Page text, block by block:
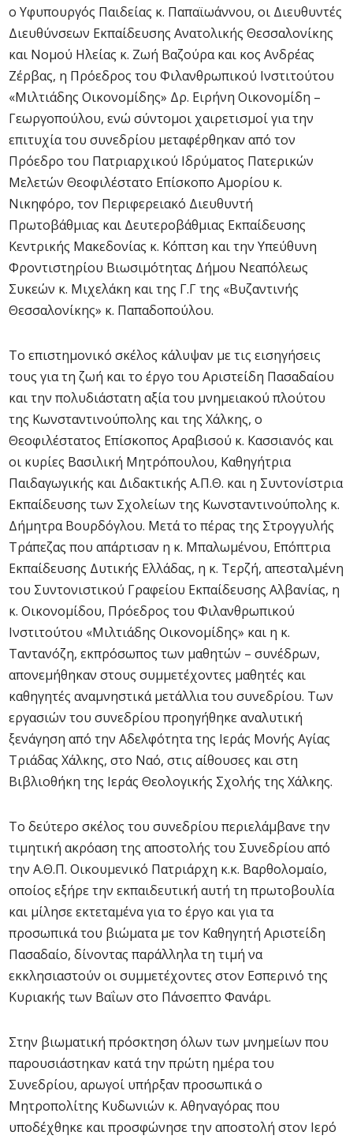
ο Υφυπουργός Παιδείας κ. Παπαϊωάννου, οι Διευθυντές
Διευθύνσεων Εκπαίδευσης Ανατολικής Θεσσαλονίκης
και Νομού Ηλείας κ. Ζωή Βαζούρα και κος Ανδρέας
Ζέρβας, η Πρόεδρος του Φιλανθρωπικού Ινστιτούτου
«Μιλτιάδης Οικονομίδης» Δρ. Ειρήνη Οικονομίδη –
Γεωργοπούλου, ενώ σύντομοι χαιρετισμοί για την
επιτυχία του συνεδρίου μεταφέρθηκαν από τον
Πρόεδρο του Πατριαρχικού Ιδρύματος Πατερικών
Μελετών Θεοφιλέστατο Επίσκοπο Αμορίου κ.
Νικηφόρο, τον Περιφερειακό Διευθυντή
Πρωτοβάθμιας και Δευτεροβάθμιας Εκπαίδευσης
Κεντρικής Μακεδονίας κ. Κόπτση και την Υπεύθυνη
Φροντιστηρίου Βιωσιμότητας Δήμου Νεαπόλεως
Συκεών κ. Μιχελάκη και της Γ.Γ της «Βυζαντινής
Θεσσαλονίκης» κ. Παπαδοπούλου.
Το επιστημονικό σκέλος κάλυψαν με τις εισηγήσεις
τους για τη ζωή και το έργο του Αριστείδη Πασαδαίου
και την πολυδιάστατη αξία του μνημειακού πλούτου
της Κωνσταντινούπολης και της Χάλκης, ο
Θεοφιλέστατος Επίσκοπος Αραβισού κ. Κασσιανός και
οι κυρίες Βασιλική Μητρόπουλου, Καθηγήτρια
Παιδαγωγικής και Διδακτικής Α.Π.Θ. και η Συντονίστρια
Εκπαίδευσης των Σχολείων της Κωνσταντινούπολης κ.
Δήμητρα Βουρδόγλου. Μετά το πέρας της Στρογγυλής
Τράπεζας που απάρτισαν η κ. Μπαλωμένου, Επόπτρια
Εκπαίδευσης Δυτικής Ελλάδας, η κ. Τερζή, απεσταλμένη
του Συντονιστικού Γραφείου Εκπαίδευσης Αλβανίας, η
κ. Οικονομίδου, Πρόεδρος του Φιλανθρωπικού
Ινστιτούτου «Μιλτιάδης Οικονομίδης» και η κ.
Ταντανόζη, εκπρόσωπος των μαθητών – συνέδρων,
απονεμήθηκαν στους συμμετέχοντες μαθητές και
καθηγητές αναμνηστικά μετάλλια του συνεδρίου. Των
εργασιών του συνεδρίου προηγήθηκε αναλυτική
ξενάγηση από την Αδελφότητα της Ιεράς Μονής Αγίας
Τριάδας Χάλκης, στο Ναό, στις αίθουσες και στη
Βιβλιοθήκη της Ιεράς Θεολογικής Σχολής της Χάλκης.
Το δεύτερο σκέλος του συνεδρίου περιελάμβανε την
τιμητική ακρόαση της αποστολής του Συνεδρίου από
την Α.Θ.Π. Οικουμενικό Πατριάρχη κ.κ. Βαρθολομαίο,
οποίος εξήρε την εκπαιδευτική αυτή τη πρωτοβουλία
και μίλησε εκτεταμένα για το έργο και για τα
προσωπικά του βιώματα με τον Καθηγητή Αριστείδη
Πασαδαίο, δίνοντας παράλληλα τη τιμή να
εκκλησιαστούν οι συμμετέχοντες στον Εσπερινό της
Κυριακής των Βαΐων στο Πάνσεπτο Φανάρι.
Στην βιωματική πρόσκτηση όλων των μνημείων που
παρουσιάστηκαν κατά την πρώτη ημέρα του
Συνεδρίου, αρωγοί υπήρξαν προσωπικά ο
Μητροπολίτης Κυδωνιών κ. Αθηναγόρας που
υποδέχθηκε και προσφώνησε την αποστολή στον Ιερό